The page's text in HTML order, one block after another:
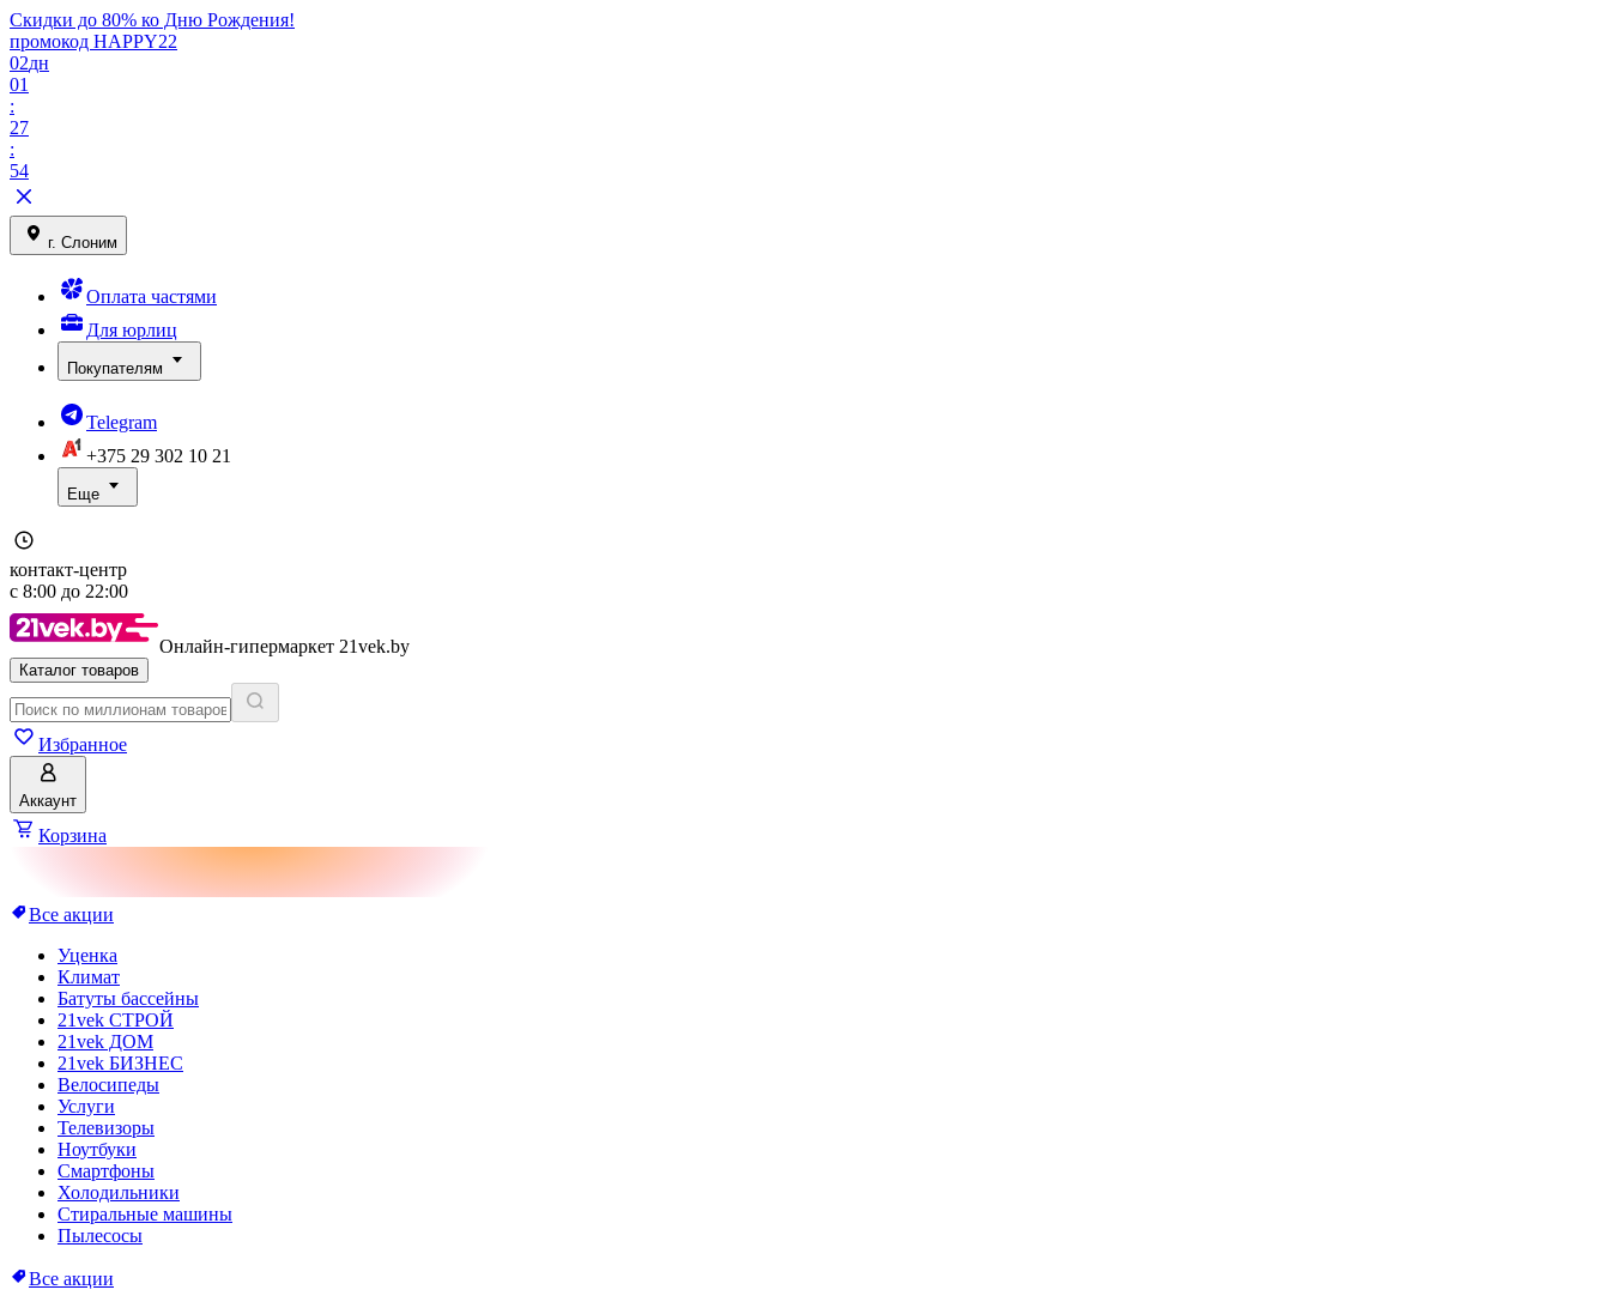
Скидки до 80% ко Дню Рождения!
промокод HAPPY22
02дн
01
:
27
:
54
г. Слоним
Оплата частями
Для юрлиц
Покупателям
Telegram
+375 29 302 10 21
Еще
контакт-центр
с 8:00 до 22:00
Онлайн-гипермаркет 21vek.by
Каталог товаров
Избранное
Аккаунт
Корзина
Все акции
Уценка
Климат
Батуты бассейны
21vek СТРОЙ
21vek ДОМ
21vek БИЗНЕС
Велосипеды
Услуги
Телевизоры
Ноутбуки
Смартфоны
Холодильники
Стиральные машины
Пылесосы
Все акции